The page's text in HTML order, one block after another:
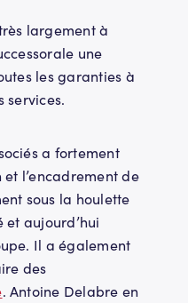
largement à
une
les garanties à
services.
a fortement
l’encadrement de
sous la houlette
et aujourd’hui
Il a également
des
. Antoine Delabre en